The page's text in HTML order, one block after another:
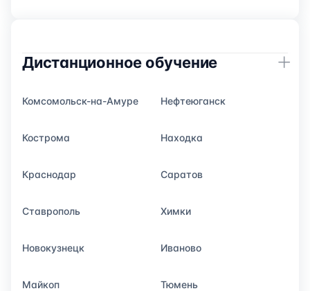
Дистанционное обучение
Комсомольск-на-Амуре Нефтеюганск
Кострома Находка
Краснодар Саратов
Ставрополь Химки
Новокузнецк Иваново
Майкоп Тюмень